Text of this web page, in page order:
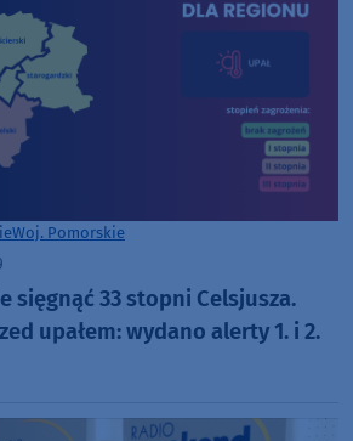
Woj. Pomorskie
sięgnąć 33 stopni Celsjusza.
upałem: wydano alerty 1. i 2.